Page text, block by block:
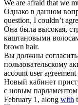
We are afraid that we
Однако в данном
question, I couldn’t
Она была высокая,
каштановыми
brown hair.
Вы должны
пользовательскому
account user
Новый кабинет
с новым
February 1, along with